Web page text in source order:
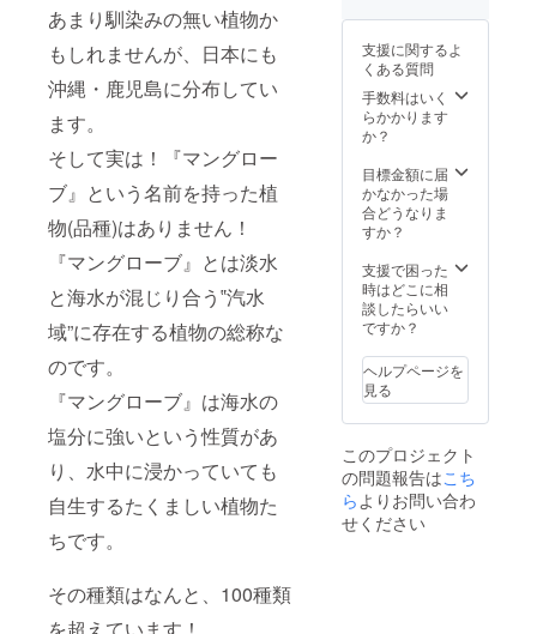
あまり馴染みの無い植物か
もしれませんが、日本にも
沖縄・鹿児島に分布してい
ます。
そして実は！『マングロー
ブ』という名前を持った植
物(品種)はありません！
『マングローブ』とは淡水
と海水が混じり合う‟汽水
域”に存在する植物の総称な
のです。
『マングローブ』は海水の
塩分に強いという性質があ
り、水中に浸かっていても
自生するたくましい植物た
ちです。
その種類はなんと、100種類
申し込
す。 ※
会社HP
に名前
や地域
の掲載
望され
ない場
合は備
考欄に
をお願
いしま
す。
了承く
ませ。
※個人様
でもお
申し込
可能で
会社HP
に名前
や地域
の掲載
望され
ない場
合は備
考欄に
をお願
いしま
す。
年)にて
・植林
地の状
況のメ
ルマガ
配信
期） ・
ポス
ター２
枚（A１
ズ）※弊
社社名
欄が旧
社名の
なって
いま
す。ご
了承く
ませ。
・スタ
ンドバ
ナー
一式
支援に関するよ
くある質問
手数料はいく
らかかります
か？
目標金額に届
かなかった場
合どうなりま
すか？
支援で困った
時はどこに相
談したらいい
ですか？
ヘルプページを
見る
このプロジェクト
の問題報告はこち
らよりお問い合わ
せください